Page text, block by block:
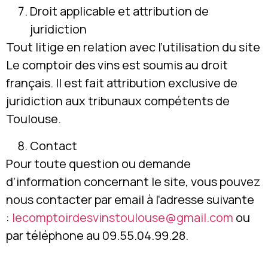
Droit applicable et attribution de
juridiction
Tout litige en relation avec l’utilisation du site
Le comptoir des vins est soumis au droit
français. Il est fait attribution exclusive de
juridiction aux tribunaux compétents de
Toulouse.
Contact
Pour toute question ou demande
d’information concernant le site, vous pouvez
nous contacter par email à l’adresse suivante
: lecomptoirdesvinstoulouse@gmail.com ou
par téléphone au 09.55.04.99.28.